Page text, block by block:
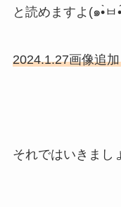
2024.1.27画像追
それではいきまし